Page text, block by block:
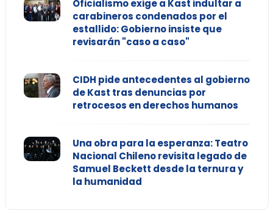
Oficialismo exige a Kast indultar a
carabineros condenados por el
estallido: Gobierno insiste que
revisarán "caso a caso"
CIDH pide antecedentes al gobierno
de Kast tras denuncias por
retrocesos en derechos humanos
Una obra para la esperanza: Teatro
Nacional Chileno revisita legado de
Samuel Beckett desde la ternura y
la humanidad